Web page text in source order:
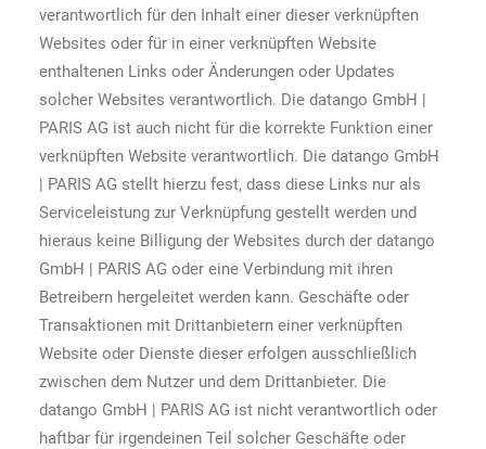
verantwortlich für den Inhalt einer dieser verknüpften
Websites oder für in einer verknüpften Website
enthaltenen Links oder Änderungen oder Updates
solcher Websites verantwortlich. Die datango GmbH |
PARIS AG ist auch nicht für die korrekte Funktion einer
verknüpften Website verantwortlich. Die datango GmbH
| PARIS AG stellt hierzu fest, dass diese Links nur als
Serviceleistung zur Verknüpfung gestellt werden und
hieraus keine Billigung der Websites durch der datango
GmbH | PARIS AG oder eine Verbindung mit ihren
Betreibern hergeleitet werden kann. Geschäfte oder
Transaktionen mit Drittanbietern einer verknüpften
Website oder Dienste dieser erfolgen ausschließlich
zwischen dem Nutzer und dem Drittanbieter. Die
datango GmbH | PARIS AG ist nicht verantwortlich oder
haftbar für irgendeinen Teil solcher Geschäfte oder